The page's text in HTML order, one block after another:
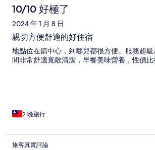
10/10 好極了
2024 年 1 月 8 日
親切方便舒適的好住宿
地點位在鎮中心，到哪兒都很方便。服務超
間非常舒適寬敞清潔，早餐美味營養，性價比
2 晚旅行
旅客真實評論